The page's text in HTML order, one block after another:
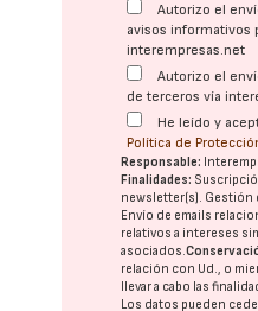
Autorizo el
avisos informativos
interempresas.net
Autorizo el
de terceros vía
He leído y
Política de
Responsable:
Finalidades:
newsletter(s). Gestión
Envío de emails
relativos a intereses
asociados.
relación con Ud., o
llevar a cabo las
Los datos pueden